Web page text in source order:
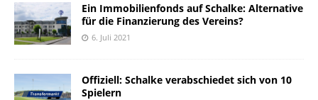
Ein Immobilienfonds auf Schalke: Alternative
für die Finanzierung des Vereins?
6. Juli 2021
Offiziell: Schalke verabschiedet sich von 10
Spielern